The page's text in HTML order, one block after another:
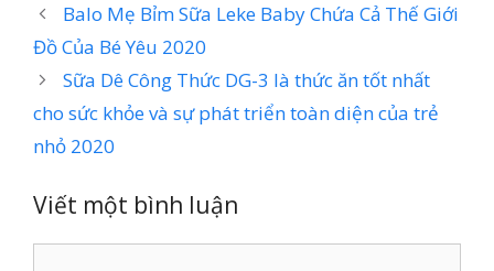
Balo Mẹ Bỉm Sữa Leke Baby Chứa Cả Thế Giới
Đồ Của Bé Yêu 2020
Sữa Dê Công Thức DG-3 là thức ăn tốt nhất
cho sức khỏe và sự phát triển toàn diện của trẻ
nhỏ 2020
Viết một bình luận